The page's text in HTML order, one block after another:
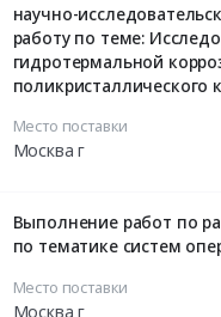
научно-
работу по теме:
гидротермальной
поликристаллического
Место поставки
Москва г
Выполнение работ по
по тематике систем
Место поставки
Москва г